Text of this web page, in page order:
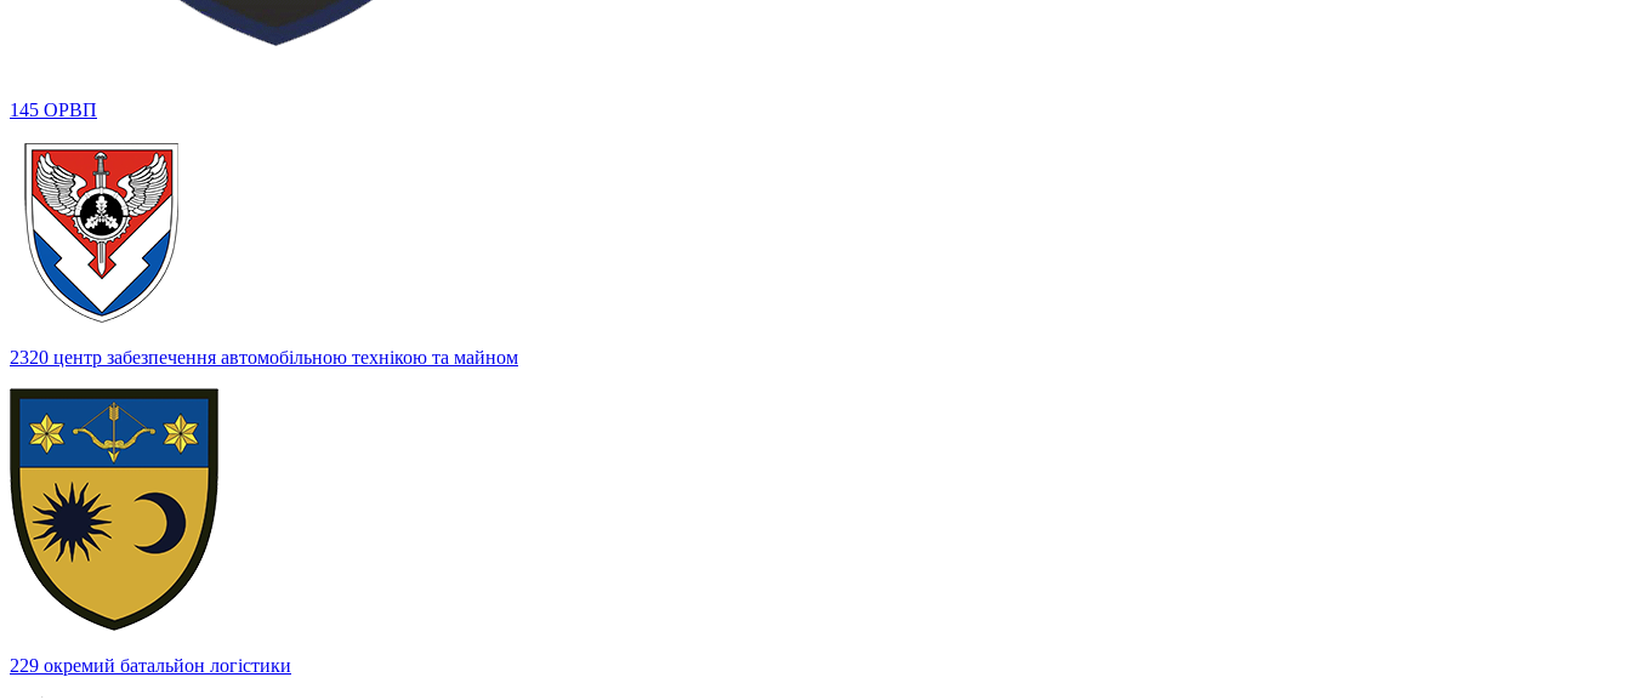
145 ОРВП
2320 центр забезпечення автомобільною технікою та майном
229 окремий батальйон логістики